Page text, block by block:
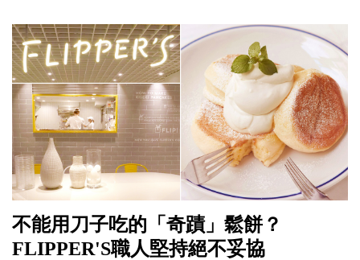
不能用刀子吃的「奇蹟」鬆餅？
FLIPPER'S職人堅持絕不妥協